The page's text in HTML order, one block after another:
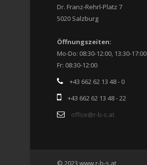
Dr. Franz-Rehrl-Platz 7
5020 Salzburg
Öffnungszeiten:
Mo-Do: 08:30-12:00, 13:30-17:00
Fr: 08:30-12:00
+43 662 62 13 48 - 0
+43 662 62 13 48 - 22
office@r-b-s.at
© 2023 www.r-b-s.at